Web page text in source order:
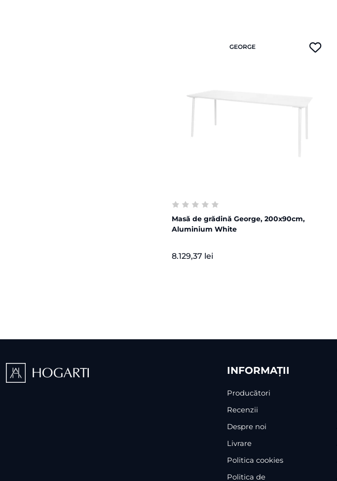
GEORGE
Masă de grădină George, 200x90cm,
Aluminium White
8.129,37 lei
INFORMAȚII
Producători
Recenzii
Despre noi
Livrare
Politica cookies
Politica de